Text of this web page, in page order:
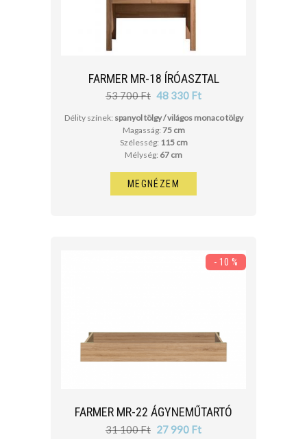
FARMER MR-18 ÍRÓASZTAL
53 700 Ft 48 330 Ft
Délity színek: spanyol tölgy / világos monaco tölgy
Magasság: 75 cm
Szélesség: 115 cm
Mélység: 67 cm
MEGNÉZEM
FARMER MR-22 ÁGYNEMŰTARTÓ
31 100 Ft 27 990 Ft
- 10 %